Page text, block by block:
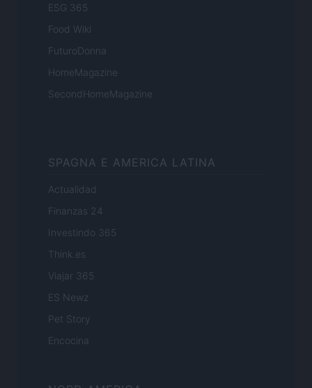
ESG 365
Food Wiki
FuturoDonna
HomeMagazine
SecondHomeMagazine
SPAGNA E AMERICA LATINA
Actualidad
Finanzas 24
Investindo 365
Think.es
Viajar 365
ES Newz
Pet Story
Encocina